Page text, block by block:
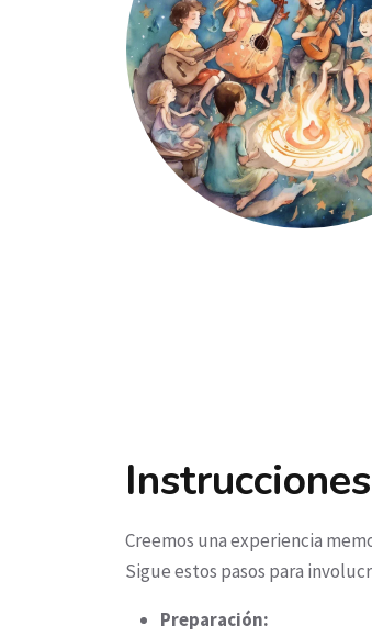
Instrucciones
Creemos una experiencia
Sigue estos pasos para
Preparación: